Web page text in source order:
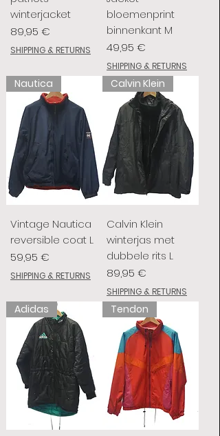
winterjacket
Preis
89,95 €
SHIPPING & RETURNS
bloemenprint
binnenkant M
Preis
49,95 €
SHIPPING & RETURNS
Nautica
Vintage Nautica
reversible coat L
Preis
59,95 €
SHIPPING & RETURNS
Calvin Klein
Calvin Klein
winterjas met
dubbele rits L
Preis
89,95 €
SHIPPING & RETURNS
Adidas Tendon